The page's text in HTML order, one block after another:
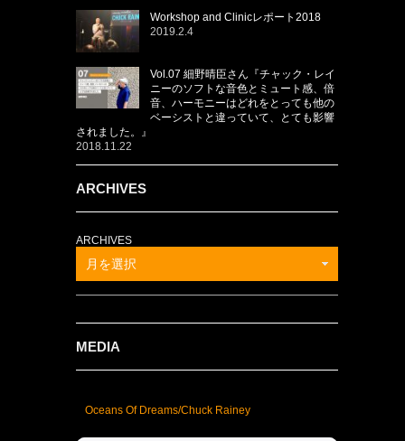
Workshop and Clinicレポート2018
2019.2.4
Vol.07 細野晴臣さん『チャック・レイ
ニーのソフトな音色とミュート感、倍
音、ハーモニーはどれをとっても他の
ベーシストと違っていて、とても影響
されました。』
2018.11.22
ARCHIVES
ARCHIVES
月を選択
MEDIA
Oceans Of Dreams/Chuck Rainey